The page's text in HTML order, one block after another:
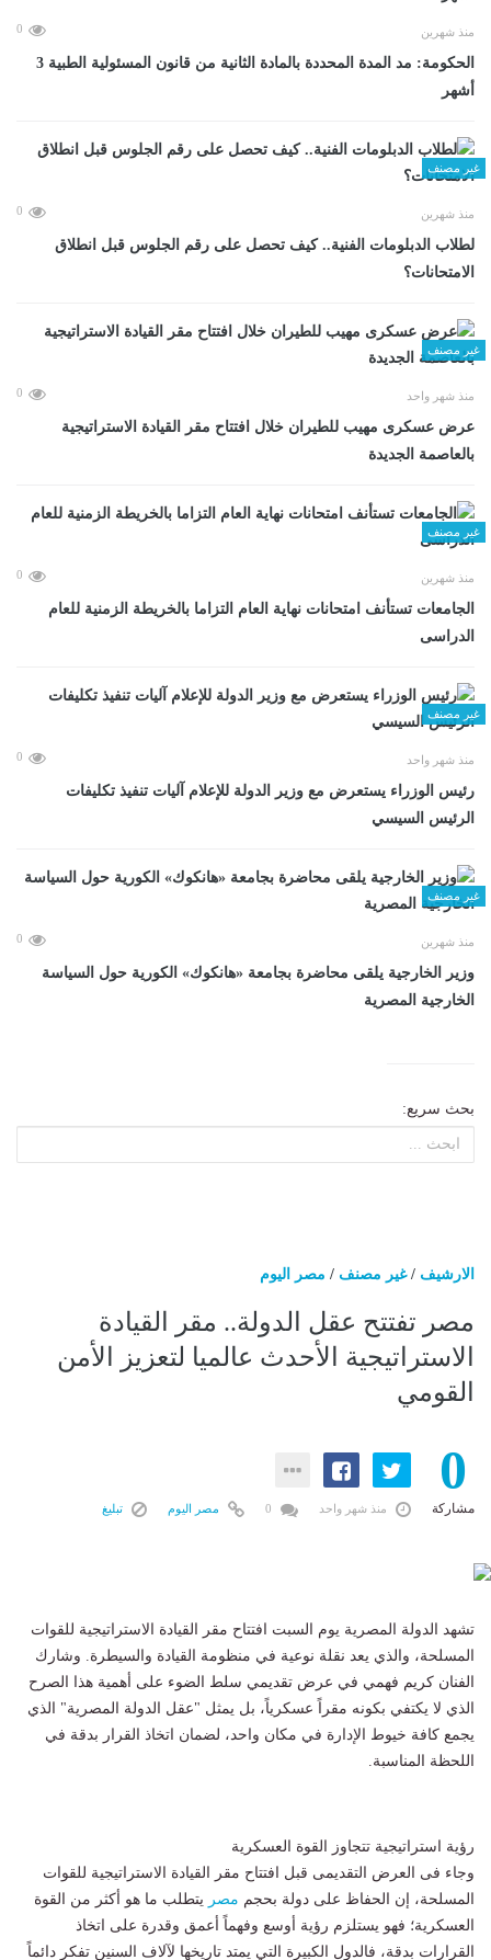
منذ شهرين 0
الحكومة: مد المدة المحددة بالمادة الثانية من قانون المسئولية الطبية 3
أشهر
غير مصنف
منذ شهرين 0
لطلاب الدبلومات الفنية.. كيف تحصل على رقم الجلوس قبل انطلاق
الامتحانات؟
غير مصنف
منذ شهر واحد 0
عرض عسكرى مهيب للطيران خلال افتتاح مقر القيادة الاستراتيجية
بالعاصمة الجديدة
غير مصنف
منذ شهرين 0
الجامعات تستأنف امتحانات نهاية العام التزاما بالخريطة الزمنية للعام
الدراسى
غير مصنف
منذ شهر واحد 0
رئيس الوزراء يستعرض مع وزير الدولة للإعلام آليات تنفيذ تكليفات
الرئيس السيسي
غير مصنف
منذ شهرين 0
وزير الخارجية يلقى محاضرة بجامعة «هانكوك» الكورية حول السياسة
الخارجية المصرية
بحث سريع:
الارشيف /غير مصنف / مصر اليوم
مصر تفتتح عقل الدولة.. مقر القيادة
الاستراتيجية الأحدث عالميا لتعزيز الأمن
القومي
0
مشاركة منذ شهر واحد مصر اليوم تبليغ
تشهد الدولة المصرية يوم السبت افتتاح مقر القيادة الاستراتيجية للقوات
المسلحة، والذي يعد نقلة نوعية في منظومة القيادة والسيطرة. وشارك
الفنان كريم فهمي في عرض تقديمي سلط الضوء على أهمية هذا الصرح
الذي لا يكتفي بكونه مقراً عسكرياً، بل يمثل "عقل الدولة المصرية" الذي
يجمع كافة خيوط الإدارة في مكان واحد، لضمان اتخاذ القرار بدقة في
اللحظة المناسبة.
رؤية استراتيجية تتجاوز القوة العسكرية
وجاء فى العرض التقديمى قبل افتتاح مقر القيادة الاستراتيجية للقوات
المسلحة، إن الحفاظ على دولة بحجم مصر يتطلب ما هو أكثر من القوة
العسكرية؛ فهو يستلزم رؤية أوسع وفهماً أعمق وقدرة على اتخاذ
القرارات بدقة، فالدول الكبيرة التي يمتد تاريخها لآلاف السنين تفكر دائماً